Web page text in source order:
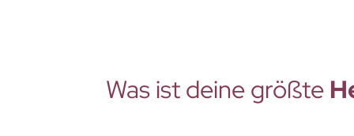
Was ist deine größte